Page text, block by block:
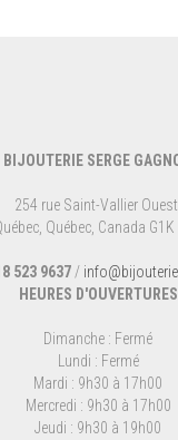
BIJOUTERIE SERGE
254 rue Saint-Vallier Ouest,
Québec, Canada G1K
523 9637 /
HEURES D'OUVERTURES
Dimanche : Fermé
Lundi : Fermé
Mardi : 9h30 à 17h00
Mercredi : 9h30 à 17h00
Jeudi : 9h30 à 19h00